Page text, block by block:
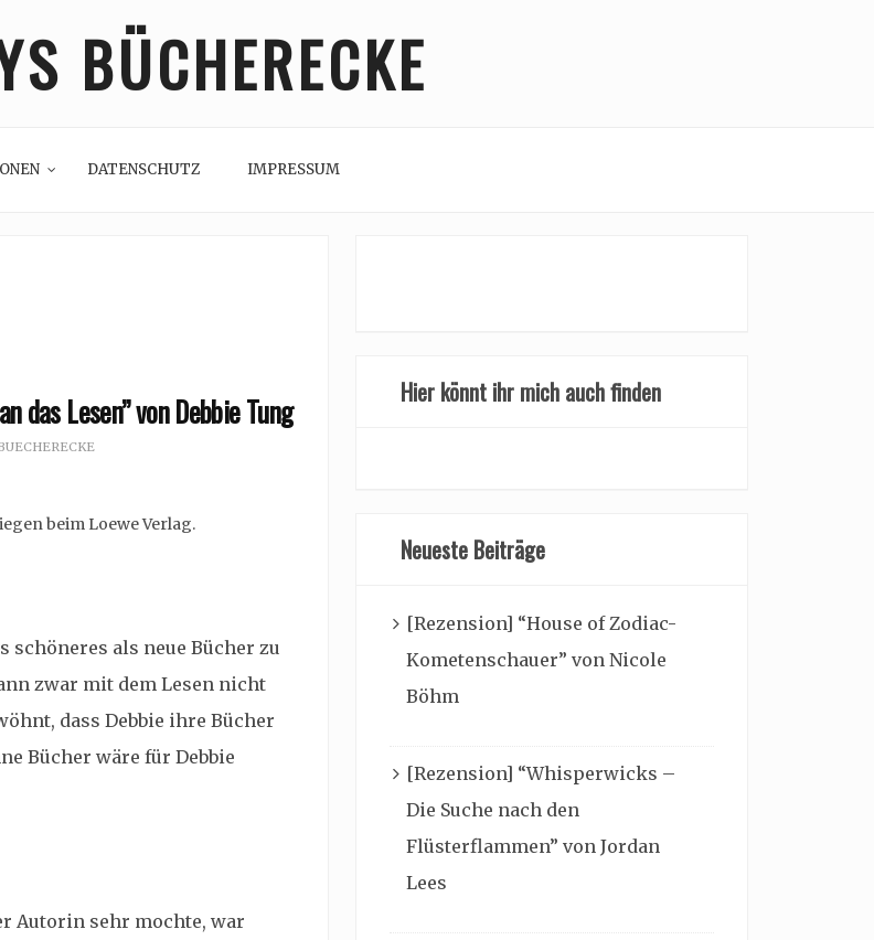
BÜCHERECKE
DATENSCHUTZ IMPRESSUM
das Lesen” von Debbie Tung
beim Loewe Verlag.
schöneres als neue Bücher zu
zwar mit dem Lesen nicht
dass Debbie ihre Bücher
Bücher wäre für Debbie
Autorin sehr mochte, war
Hier könnt ihr mich auch finden
Neueste Beiträge
[Rezension] “House of Zodiac-
Kometenschauer” von Nicole
Böhm
[Rezension] “Whisperwicks –
Die Suche nach den
Flüsterflammen” von Jordan
Lees